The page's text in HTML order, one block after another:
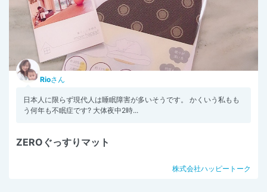
Rioさん
日本人に限らず現代人は睡眠障害が多いそうです。 かくいう私もも
う何年も不眠症です? 大体夜中2時...
ZEROぐっすりマット
株式会社ハッピートーク